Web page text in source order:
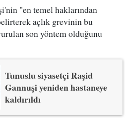
"en temel haklarından
açlık grevinin bu
son yöntem olduğunu
Tunuslu siyasetçi Raşid
Gannuşi yeniden hastaneye
kaldırıldı